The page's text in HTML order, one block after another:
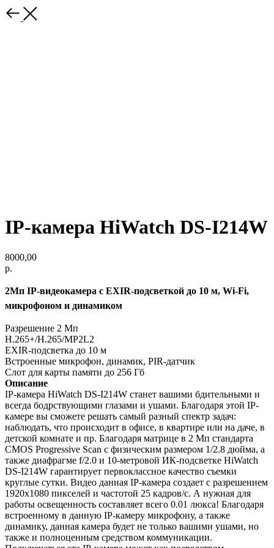
IP-камера HiWatch DS-I214W
8000,00
р.
2Мп IP-видеокамера с EXIR-подсветкой до 10 м, Wi-Fi,
микрофоном и динамиком
Разрешение 2 Мп
H.265+/H.265/MP2L2
EXIR-подсветка до 10 м
Встроенные микрофон, динамик, PIR-датчик
Слот для карты памяти до 256 Гб
Описание
IP-камера HiWatch DS-I214W станет вашими бдительными и
всегда бодрствующими глазами и ушами. Благодаря этой IP-
камере вы сможете решать самый разный спектр задач:
наблюдать, что происходит в офисе, в квартире или на даче, в
детской комнате и пр. Благодаря матрице в 2 Мп стандарта
CMOS Progressive Scan с физическим размером 1/2.8 дюйма, а
также диафрагме f/2.0 и 10-метровой ИК-подсветке HiWatch
DS-I214W гарантирует первоклассное качество съемки
круглые сутки. Видео данная IP-камера создает с разрешением
1920х1080 пикселей и частотой 25 кадров/с. А нужная для
работы освещенность составляет всего 0.01 люкса! Благодаря
встроенному в данную IP-камеру микрофону, а также
динамику, данная камера будет не только вашими ушами, но
также и полноценным средством коммуникации.